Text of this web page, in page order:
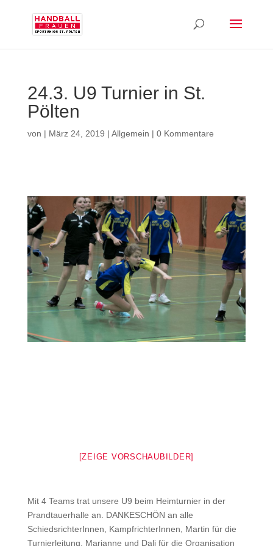
24.3. U9 Turnier in St.
Pölten
von | März 24, 2019 | Allgemein | 0 Kommentare
[ZEIGE VORSCHAUBILDER]
Mit 4 Teams trat unsere U9 beim Heimturnier in der
Prandtauerhalle an. DANKESCHÖN an alle
SchiedsrichterInnen, KampfrichterInnen, Martin für die
Turnierleitung, Marianne und Dali für die Organisation